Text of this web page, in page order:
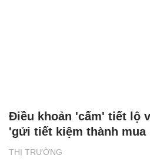
THỊ TRƯỜNG
Điều khoản 'cấm' tiết lộ
'gửi tiết kiệm thành mua